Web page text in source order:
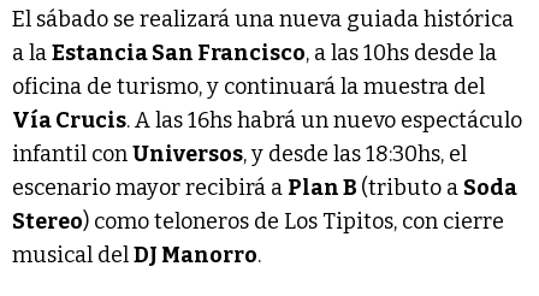
El sábado se realizará una nueva guiada histórica
a laEstancia San Francisco, a las 10hs desde la
oficina de turismo, y continuará la muestra del
Vía Crucis. A las 16hs habrá un nuevo espectáculo
infantil conUniversos, y desde las 18:30hs, el
escenario mayor recibirá a Plan B (tributo a Soda
Stereo) como teloneros de Los Tipitos, con cierre
musical delDJ Manorro.